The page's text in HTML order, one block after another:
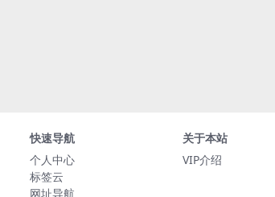
快速导航
个人中心
标签云
网址导航
关于本站
VIP介绍